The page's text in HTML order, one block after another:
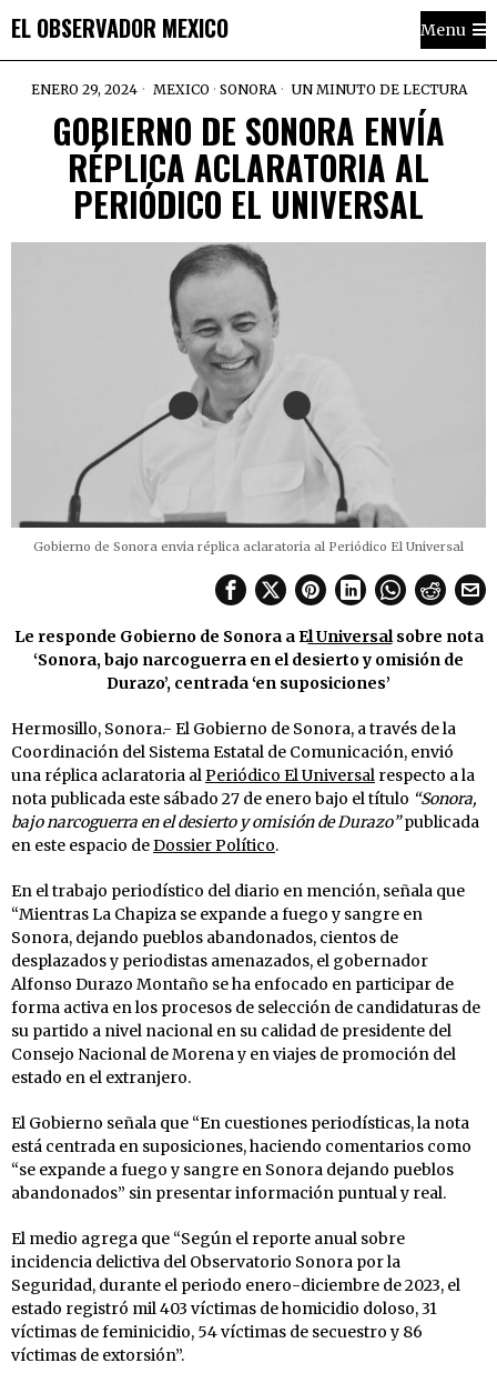
EL OBSERVADOR MEXICO Menu
ENERO 29, 2024 MEXICO · SONORA UN MINUTO DE LECTURA
GOBIERNO DE SONORA ENVÍA
RÉPLICA ACLARATORIA AL
PERIÓDICO EL UNIVERSAL
Gobierno de Sonora envia réplica aclaratoria al Periódico El Universal
Le responde Gobierno de Sonora a El Universalsobre nota
‘Sonora, bajo narcoguerra en el desierto y omisión de
Durazo’, centrada ‘en suposiciones’
Hermosillo, Sonora.- El Gobierno de Sonora, a través de la
Coordinación del Sistema Estatal de Comunicación, envió
una réplica aclaratoria alPeriódico El Universal respecto a la
nota publicada este sábado 27 de enero bajo el título “Sonora,
bajo narcoguerra en el desierto y omisión de Durazo”publicada
en este espacio deDossier Político.
En el trabajo periodístico del diario en mención, señala que
“Mientras La Chapiza se expande a fuego y sangre en
Sonora, dejando pueblos abandonados, cientos de
desplazados y periodistas amenazados, el gobernador
Alfonso Durazo Montaño se ha enfocado en participar de
forma activa en los procesos de selección de candidaturas de
su partido a nivel nacional en su calidad de presidente del
Consejo Nacional de Morena y en viajes de promoción del
estado en el extranjero.
El Gobierno señala que “En cuestiones periodísticas, la nota
está centrada en suposiciones, haciendo comentarios como
“se expande a fuego y sangre en Sonora dejando pueblos
abandonados” sin presentar información puntual y real.
El medio agrega que “Según el reporte anual sobre
incidencia delictiva del Observatorio Sonora por la
Seguridad, durante el periodo enero-diciembre de 2023, el
estado registró mil 403 víctimas de homicidio doloso, 31
víctimas de feminicidio, 54 víctimas de secuestro y 86
víctimas de extorsión”.